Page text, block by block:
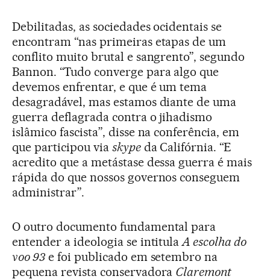
Debilitadas, as sociedades ocidentais se
encontram “nas primeiras etapas de um
conflito muito brutal e sangrento”, segundo
Bannon. “Tudo converge para algo que
devemos enfrentar, e que é um tema
desagradável, mas estamos diante de uma
guerra deflagrada contra o jihadismo
islâmico fascista”, disse na conferência, em
que participou via skypeda Califórnia. “E
acredito que a metástase dessa guerra é mais
rápida do que nossos governos conseguem
administrar”.
O outro documento fundamental para
entender a ideologia se intitulaA escolha do
voo 93e foi publicado em setembro na
pequena revista conservadora Claremont